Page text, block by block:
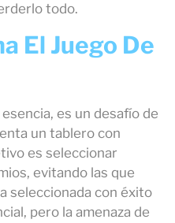
todo.
El Juego De
es un desafío de
un tablero con
es seleccionar
evitando las que
seleccionada con éxito
pero la amenaza de